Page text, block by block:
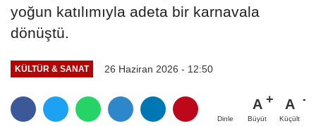
yoğun katılımıyla adeta bir karnavala
dönüştü.
KÜLTÜR & SANAT 26 Haziran 2026 - 12:50
Dinle
A
Büyüt
A
Küçült